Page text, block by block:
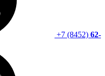
+7 (8452) 62-